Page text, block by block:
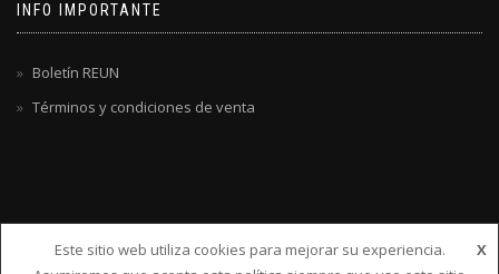
INFO IMPORTANTE
Boletín REUN
Términos y condiciones de venta
Este sitio web utiliza cookies para mejorar su experiencia.
X